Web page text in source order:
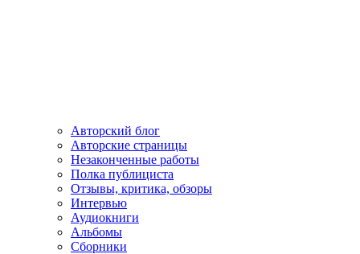
Авторский блог
Авторские страницы
Незаконченные работы
Полка публициста
Отзывы, критика, обзоры
Интервью
Аудиокниги
Альбомы
Сборники